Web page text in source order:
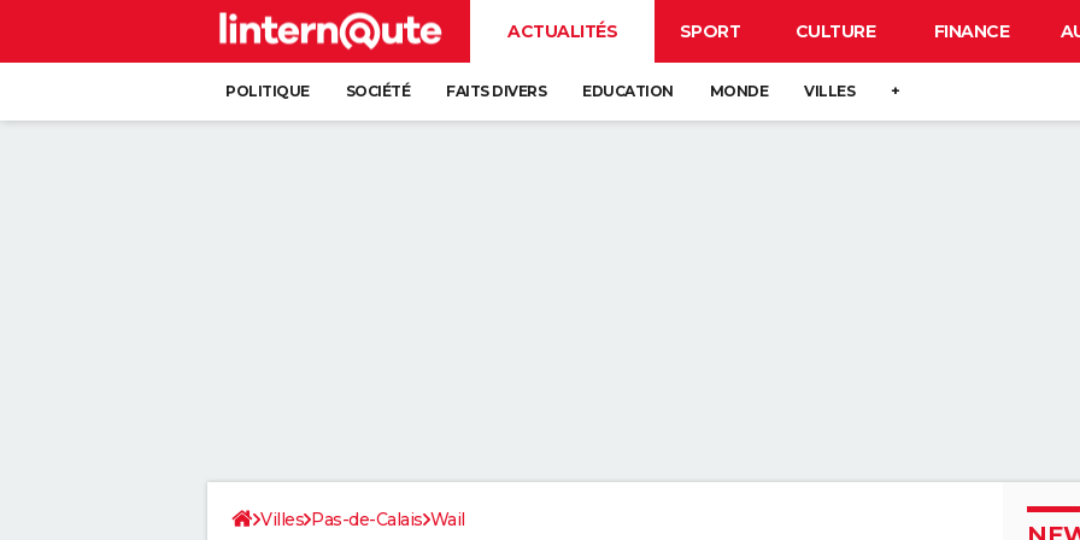
ACTUALITÉS SPORT CULTURE FINANCE
POLITIQUE SOCIÉTÉ FAITS DIVERS EDUCATION MONDE VILLES +
Villes Pas-de-Calais Wail